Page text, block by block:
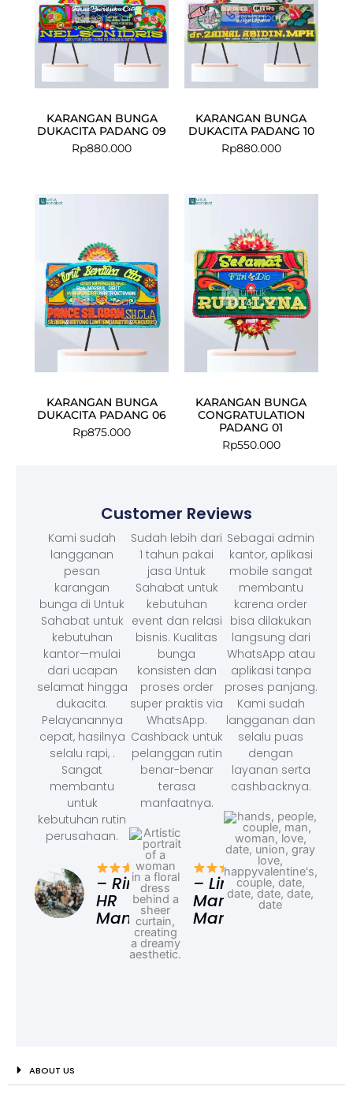
KARANGAN BUNGA
DUKACITA PADANG 09
Rp880.000
KARANGAN BUNGA
DUKACITA PADANG 10
Rp880.000
KARANGAN BUNGA
DUKACITA PADANG 06
Rp875.000
KARANGAN BUNGA
CONGRATULATION
PADANG 01
Rp550.000
Customer Reviews
Kami sudah
langganan
pesan
karangan
bunga di Untuk
Sahabat untuk
kebutuhan
kantor—mulai
dari ucapan
selamat hingga
dukacita.
Pelayanannya
cepat, hasilnya
selalu rapi, .
Sangat
membantu
untuk
kebutuhan rutin
perusahaan.
– Rina,
HR
Manager
Sudah lebih dari
1 tahun pakai
jasa Untuk
Sahabat untuk
kebutuhan
event dan relasi
bisnis. Kualitas
bunga
konsisten dan
proses order
super praktis via
WhatsApp.
Cashback untuk
pelanggan rutin
benar-benar
terasa
manfaatnya.
– Linda,
Marketing
Manager
Sebagai admin
kantor, aplikasi
mobile sangat
membantu
karena order
bisa dilakukan
langsung dari
WhatsApp atau
aplikasi tanpa
proses panjang.
Kami sudah
langganan dan
selalu puas
dengan
layanan serta
cashbacknya.
ABOUT US